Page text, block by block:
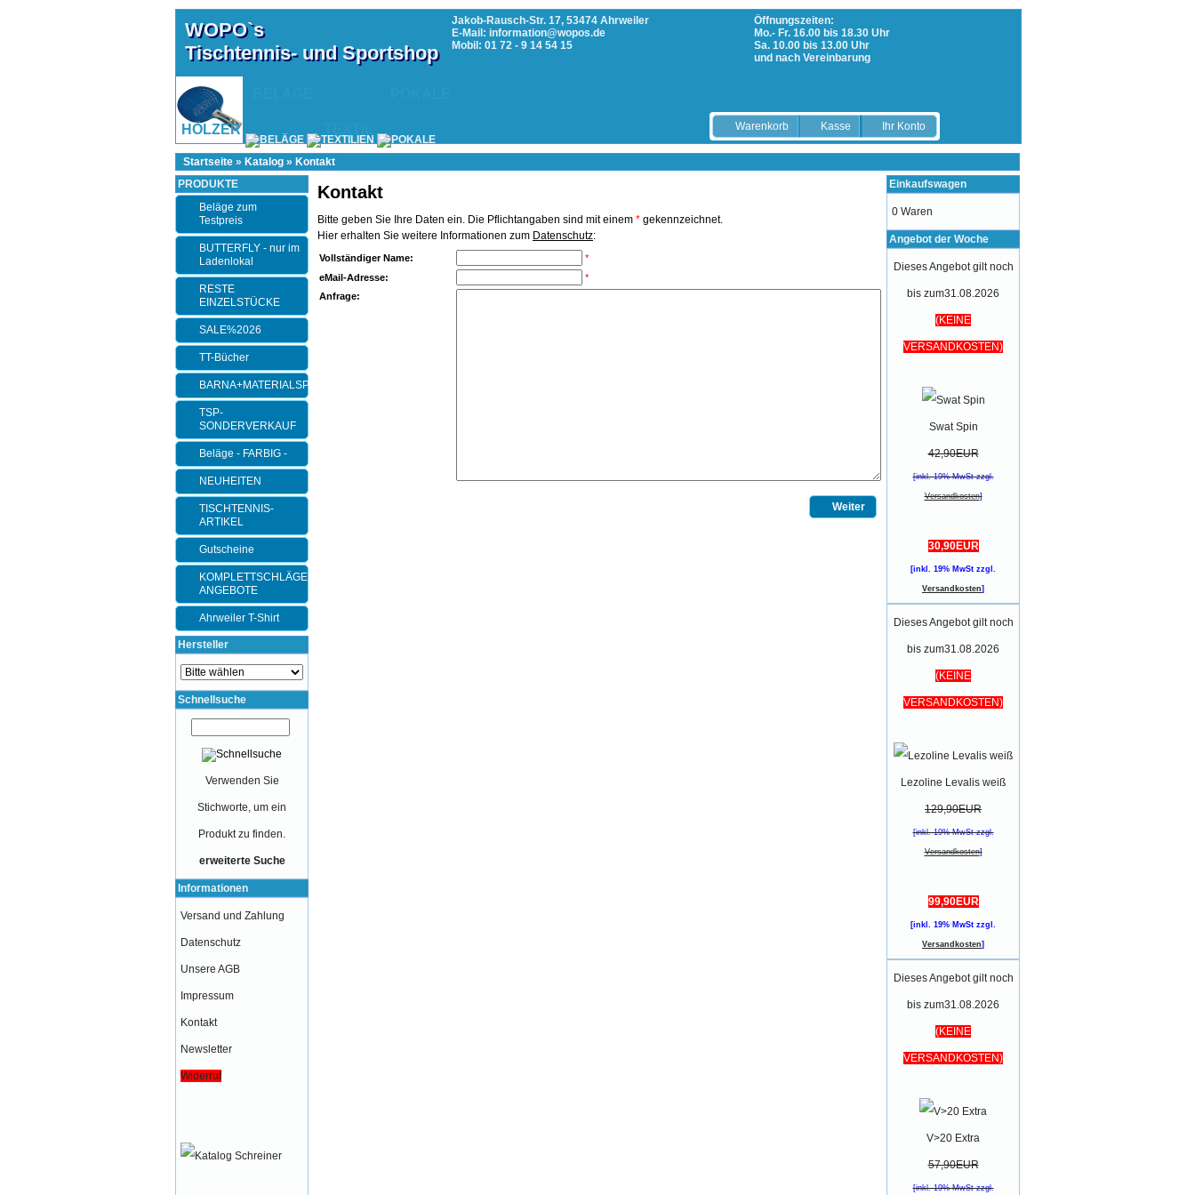
WOPO`s
Tischtennis- und Sportshop
Jakob-Rausch-Str. 17, 53474 Ahrweiler
E-Mail: information@wopos.de
Mobil: 01 72 - 9 14 54 15
Öffnungszeiten:
Mo.- Fr. 16.00 bis 18.30 Uhr
Sa. 10.00 bis 13.00 Uhr
und nach Vereinbarung
HÖLZER Warenkorb Kasse Ihr Konto
Startseite » Katalog » Kontakt
Kontakt
Bitte geben Sie Ihre Daten ein. Die Pflichtangaben sind mit einem * gekennzeichnet.
Hier erhalten Sie weitere Informationen zum Datenschutz:
Vollständiger Name:
*
eMail-Adresse:
*
Anfrage:
Weiter
PRODUKTE
Beläge zum
Testpreis
BUTTERFLY - nur im
Ladenlokal
RESTE
EINZELSTÜCKE
SALE%2026
TT-Bücher
BARNA+MATERIALSPEZI
TSP-
SONDERVERKAUF
Beläge - FARBIG -
NEUHEITEN
TISCHTENNIS-
ARTIKEL
Gutscheine
KOMPLETTSCHLÄGER-
ANGEBOTE
Ahrweiler T-Shirt
Hersteller
Schnellsuche
Verwenden Sie
Stichworte, um ein
Produkt zu finden.
erweiterte Suche
Informationen
Versand und Zahlung
Datenschutz
Unsere AGB
Impressum
Kontakt
Newsletter
Widerruf
Einkaufswagen
0 Waren
Angebot der Woche
Dieses Angebot gilt noch
bis zum31.08.2026
(KEINE
VERSANDKOSTEN)
Swat Spin
42,90EUR
[inkl. 19% MwSt zzgl.
Versandkosten]
30,90EUR
[inkl. 19% MwSt zzgl.
Versandkosten]
Dieses Angebot gilt noch
bis zum31.08.2026
(KEINE
VERSANDKOSTEN)
Lezoline Levalis weiß
129,90EUR
[inkl. 19% MwSt zzgl.
Versandkosten]
99,90EUR
[inkl. 19% MwSt zzgl.
Versandkosten]
Dieses Angebot gilt noch
bis zum31.08.2026
(KEINE
VERSANDKOSTEN)
V>20 Extra
57,90EUR
[inkl. 19% MwSt zzgl.